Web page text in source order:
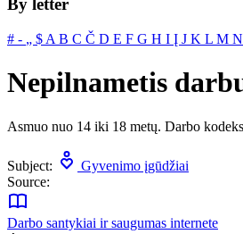
By letter
# ‐ „ $ A B C Č D E F G H I Į J K L M N
Nepilnametis
Asmuo nuo 14 iki 18 metų. Darbo
Subject:
Gyvenimo įgūdžiai
Source:
Darbo santykiai ir saugumas internete